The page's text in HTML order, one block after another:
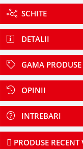
SCHITE
DETALII
GAMA PRODUSE
OPINII
INTREBARI
PRODUSE